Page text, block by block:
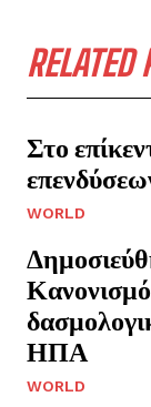
RELATED
Στο
WORLD
ΗΠΑ
WORLD